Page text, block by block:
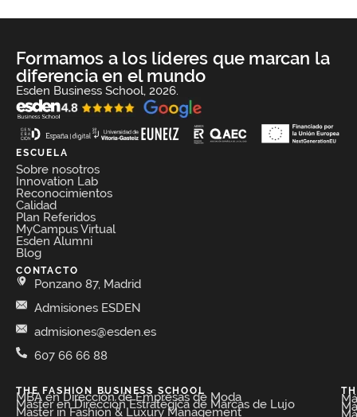
Formamos a los líderes que marcan la
diferencia en el mundo
Esden Business School, 2026.
ESCUELA
Sobre nosotros
Innovation Lab
Reconocimientos
Calidad
Plan Referidos
MyCampus Virtual
Esden Alumni
Blog
CONTACTO
Ponzano 87, Madrid
Admisiones ESDEN
admisiones@esden.es
607 66 66 88
THE FASHION BUSINESS SCHOOL​
MBA en Dirección de Empresas de Moda​
Máster en Dirección Estratégica de Marcas de Lujo
Master in Fashion & Luxury Management